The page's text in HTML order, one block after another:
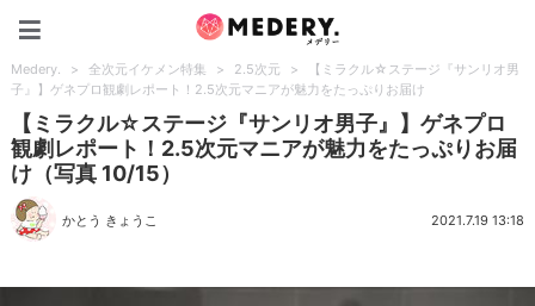
Medery. > 全次元イケメン特集 > 2.5次元 >
【ミラクル☆ステージ『サンリオ男
子』】ゲネプロ観劇レポート！2.5次元マニアが魅力をたっぷりお届け
【ミラクル☆ステージ『サンリオ男子』】ゲネプロ
観劇レポート！2.5次元マニアが魅力をたっぷりお届
け（写真 10/15）
かとう きょうこ 2021.7.19 13:18